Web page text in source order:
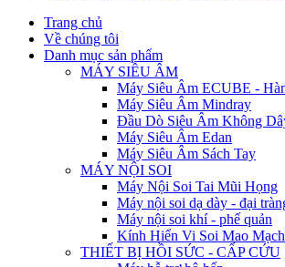
Trang chủ
Về chúng tôi
Danh mục sản phẩm
MÁY SIÊU ÂM
Máy Siêu Âm ECUBE -
Máy Siêu Âm Mindray
Đầu Dò Siêu Âm Không
Máy Siêu Âm Edan
Máy Siêu Âm Sách Tay
MÁY NỘI SOI
Máy Nội Soi Tai Mũi Họng
Máy nội soi dạ dày - đại
Máy nội soi khí - phế quản
Kính Hiển Vi Soi Mao
THIẾT BỊ HỒI SỨC - CẤP CỨU